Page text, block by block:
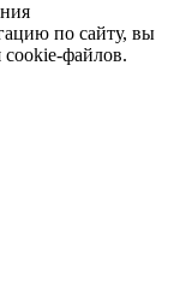
по сайту, вы
cookie-файлов.